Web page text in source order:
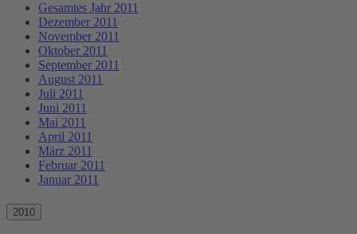
Gesamtes Jahr 2011
Dezember 2011
November 2011
Oktober 2011
September 2011
August 2011
Juli 2011
Juni 2011
Mai 2011
April 2011
März 2011
Februar 2011
Januar 2011
2010